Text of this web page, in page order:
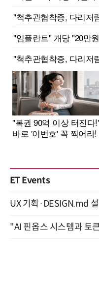
ET Events